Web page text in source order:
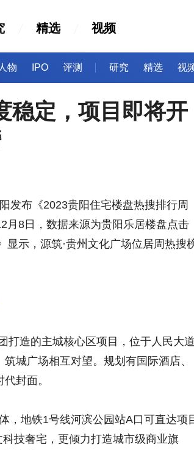
精选 视频
人物 IPO 评测 研究 精选 视
稳定，项目即将开
发布《2023贵阳住宅楼盘热搜排行周
8日，数据来源为贵阳乐居楼盘点击
示，源筑·贵州文化广场位居周热搜
打造的主城核心区项目，位于人民大道
城广场相互对望。规划有国际酒店、
封面。
，地铁1号线河滨公园站A口可直达项
技奢宅，更倾力打造城市级商业旗